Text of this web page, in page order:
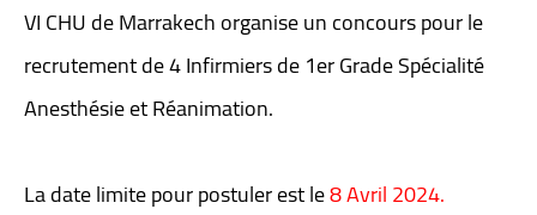
VI CHU de Marrakech organise un concours pour le
recrutement de 4 Infirmiers de 1er Grade Spécialité
Anesthésie et Réanimation.
La date limite pour postuler est le8 Avril 2024.